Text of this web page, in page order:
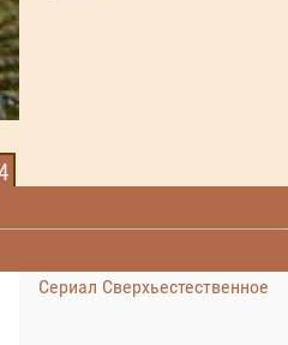
Сериал Сверхьестественное